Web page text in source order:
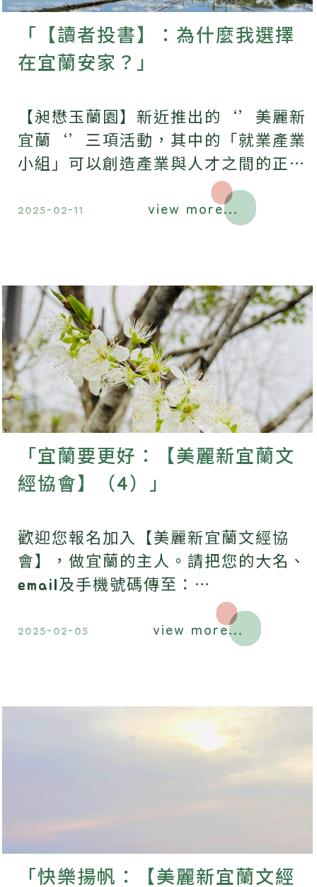
「【讀者投書】：為什麼我選擇
在宜蘭安家？」
【昶懋玉蘭園】新近推出的‘’美麗新
宜蘭‘’三項活動，其中的「就業產業
小組」可以創造產業與人才之間的正向
循環，讓人才願意移居 / 留在宜蘭，
也讓有國際競爭力的廠商願意進駐宜
2025-02-11 view more...
「宜蘭要更好：【美麗新宜蘭文
經協會】（4）」
歡迎您報名加入【美麗新宜蘭文經協
會】，做宜蘭的主人。請把您的大名、
email及手機號碼傳至：
family@greengrasshome.com.tw ，
我們會儘快和您連絡。
2025-02-05 view more...
「快樂揚帆：【美麗新宜蘭文經